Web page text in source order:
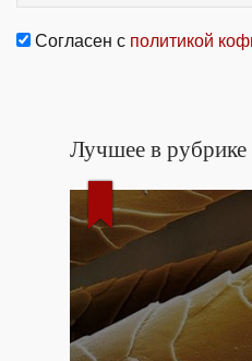
Согласен с политикой
Лучшее в рубрике